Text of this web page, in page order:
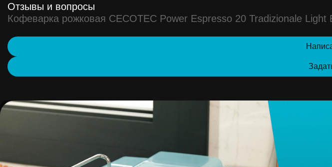
Отзывы и вопросы
Кофеварка рожковая CECOTEC Power Espresso 20 Tradizionale Light